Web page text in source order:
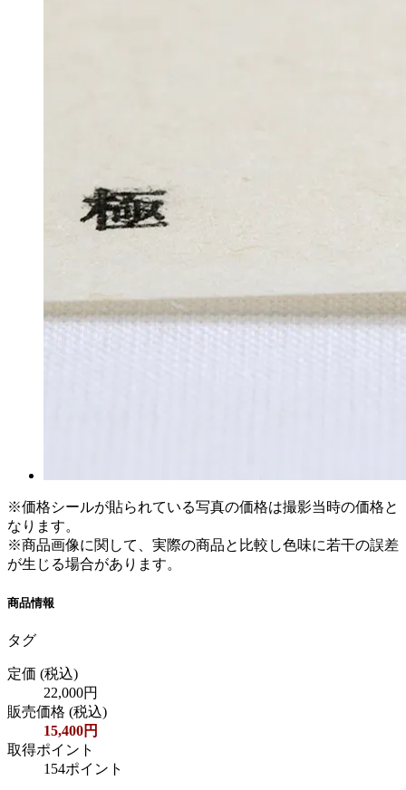
※価格シールが貼られている写真の価格は撮影当時の価格と
なります。
※商品画像に関して、実際の商品と比較し色味に若干の誤差
が生じる場合があります。
商品情報
タグ
定価 (税込)
22,000円
販売価格 (税込)
15,400円
取得ポイント
154ポイント